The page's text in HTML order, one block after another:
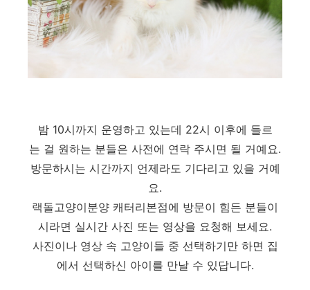
밤 10시까지 운영하고 있는데 22시 이후에 들르
는 걸 원하는 분들은 사전에 연락 주시면 될 거예요.
방문하시는 시간까지 언제라도 기다리고 있을 거예
요.
랙돌고양이분양 캐터리본점에 방문이 힘든 분들이
시라면 실시간 사진 또는 영상을 요청해 보세요.
사진이나 영상 속 고양이들 중 선택하기만 하면 집
에서 선택하신 아이를 만날 수 있답니다.